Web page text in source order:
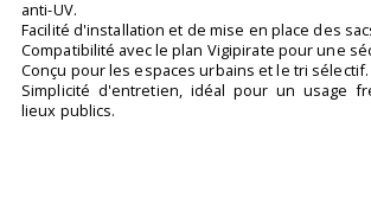
anti-UV.
Facilité d'installation et de mise en place des
Compatibilité avec le plan Vigipirate pour une
Conçu pour les espaces urbains et le tri sélectif.
Simplicité d'entretien, idéal pour un usage
lieux publics.